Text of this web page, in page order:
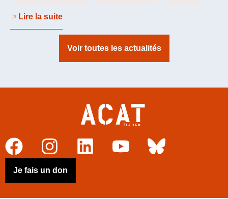
Lire la suite
Voir toutes les actualités
Je fais un don